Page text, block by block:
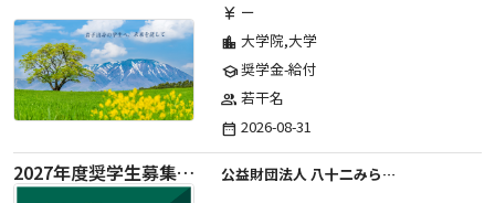
currency_yen ー
location_city 大学院,大学
school奨学金-給付
group 若干名
date_range 2026-08-31
2027年度奨学生募集要項
公益財団法人 八十二みらい財団